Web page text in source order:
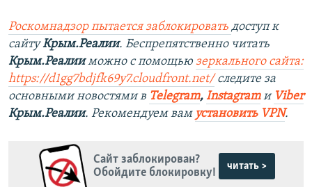
Роскомнадзор пытается заблокировать доступ к
сайтуКрым.Реалии. Беспрепятственно читать
Крым.Реалииможно с помощью зеркального сайта:
https://d1gg7bdjfk69y7.cloudfront.net/следите за
основными новостями в Telegram, Instagramи Viber
Крым.Реалии. Рекомендуем вам установить VPN.
Сайт заблокирован?
Обойдите блокировку!
читать >